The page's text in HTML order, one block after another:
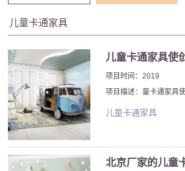
儿童卡通家具
儿童卡通家具使
得容易一些
项目时间：2019
项目描述：童卡通家具
易一些。作为家庭中私
并创建您喜欢的外观。
儿童卡通家具
北京厂家的儿童